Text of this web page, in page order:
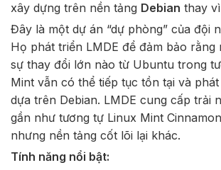
xây dựng trên nền tảng Debian thay
Đây là một dự án “dự phòng” của đội
Họ phát triển LMDE để đảm bảo rằng
sự thay đổi lớn nào từ Ubuntu trong
Mint vẫn có thể tiếp tục tồn tại và
dựa trên Debian. LMDE cung cấp trải
gần như tương tự Linux Mint
nhưng nền tảng cốt lõi lại khác.
Tính năng nổi bật: